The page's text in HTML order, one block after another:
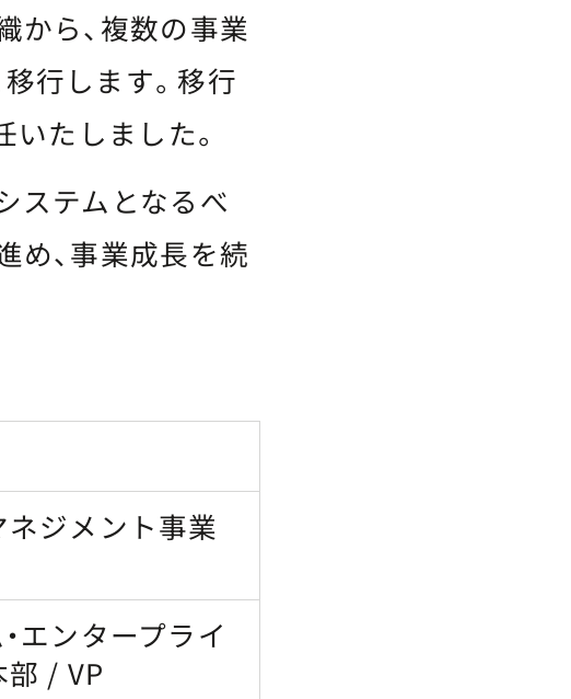
から、複数の事業
行します。移行
たしました。
ステムとなるべ
め、事業成長を続
ジメント事業
エンタープライ
/ VP